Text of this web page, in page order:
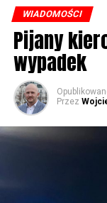
(Niemcy),
Rzymskokatolicka
59736 odsłon
WIADOMOŚCI
Pijany
wypadek
Przez